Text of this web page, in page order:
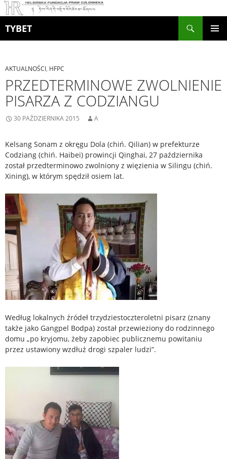
TYBET
AKTUALNOŚCI, HFPC
PRZEDTERMINOWE ZWOLNIENIE
PISARZA Z CODZIANGU
30 PAŹDZIERNIKA 2015 A
Kelsang Sonam z okręgu Dola (chiń. Qilian) w prefekturze
Codziang (chiń. Haibei) prowincji Qinghai, 27 października
został przedterminowo zwolniony z więzienia w Silingu (chiń.
Xining), w którym spędził osiem lat.
Według lokalnych źródeł trzydziestoczteroletni pisarz (znany
także jako Gangpel Bodpa) został przewieziony do rodzinnego
domu „po kryjomu, żeby zapobiec publicznemu powitaniu
przez ustawiony wzdłuż drogi szpaler ludzi”.